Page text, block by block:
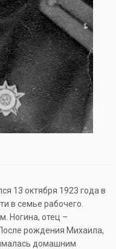
13 октября 1923 года в
в семье рабочего.
Ногина, отец –
рождения Михаила,
домашним